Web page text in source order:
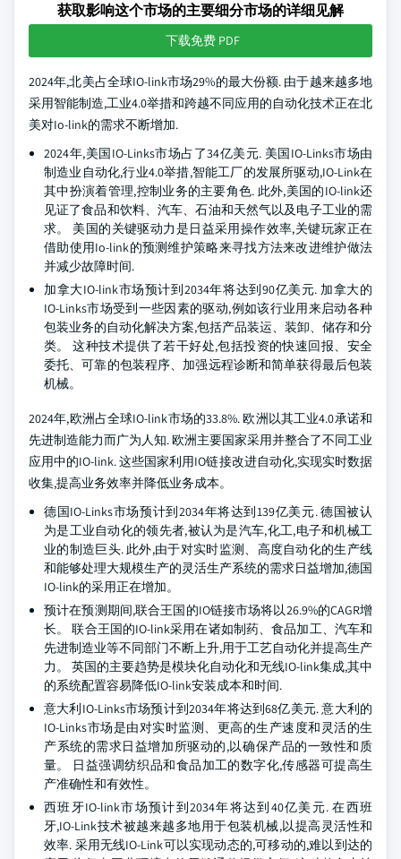
获取影响这个市场的主要细分市场的详细见解
下载免费 PDF
2024年,北美占全球IO-link市场29%的最大份额. 由于越来越多地
采用智能制造,工业4.0举措和跨越不同应用的自动化技术正在北
美对Io-link的需求不断增加.
2024年,美国IO-Links市场占了34亿美元. 美国IO-Links市场由
制造业自动化,行业4.0举措,智能工厂的发展所驱动,IO-Link在
其中扮演着管理,控制业务的主要角色. 此外,美国的IO-link还
见证了食品和饮料、汽车、石油和天然气以及电子工业的需
求。 美国的关键驱动力是日益采用操作效率,关键玩家正在
借助使用Io-link的预测维护策略来寻找方法来改进维护做法
并减少故障时间.
加拿大IO-link市场预计到2034年将达到90亿美元. 加拿大的
IO-Links市场受到一些因素的驱动,例如该行业用来启动各种
包装业务的自动化解决方案,包括产品装运、装卸、储存和分
类。 这种技术提供了若干好处,包括投资的快速回报、安全
委托、可靠的包装程序、加强远程诊断和简单获得最后包装
机械。
2024年,欧洲占全球IO-link市场的33.8%. 欧洲以其工业4.0承诺和
先进制造能力而广为人知. 欧洲主要国家采用并整合了不同工业
应用中的IO-link. 这些国家利用IO链接改进自动化,实现实时数据
收集,提高业务效率并降低业务成本。
德国IO-Links市场预计到2034年将达到139亿美元. 德国被认
为是工业自动化的领先者,被认为是汽车,化工,电子和机械工
业的制造巨头. 此外,由于对实时监测、高度自动化的生产线
和能够处理大规模生产的灵活生产系统的需求日益增加,德国
IO-link的采用正在增加。
预计在预测期间,联合王国的IO链接市场将以26.9%的CAGR增
长。 联合王国的IO-link采用在诸如制药、食品加工、汽车和
先进制造业等不同部门不断上升,用于工艺自动化并提高生产
力。 英国的主要趋势是模块化自动化和无线IO-link集成,其中
的系统配置容易降低IO-link安装成本和时间.
意大利IO-Links市场预计到2034年将达到68亿美元. 意大利的
IO-Links市场是由对实时监测、更高的生产速度和灵活的生
产系统的需求日益增加所驱动的,以确保产品的一致性和质
量。 日益强调纺织品和食品加工的数字化,传感器可提高生
产准确性和有效性。
西班牙IO-link市场预计到2034年将达到40亿美元. 在西班
牙,IO-Link技术被越来越多地用于包装机械,以提高灵活性和
效率. 采用无线IO-Link可以实现动态的,可移动的,难以到达的